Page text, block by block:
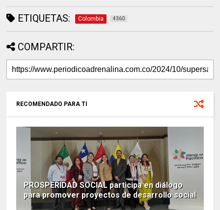
ETIQUETAS: Colombia 4360
COMPARTIR:
RECOMENDADO PARA TI
PROSPERIDAD SOCIAL participa en diálogo
para promover proyectos de desarrollo social